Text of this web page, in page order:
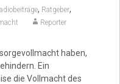
, Ratgeber,
Reporter
haben,
Ein
die Vollmacht des